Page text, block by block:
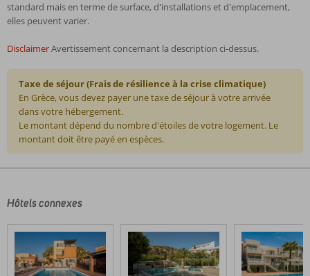
standard mais en terme de surface, d'installations et d'emplacement,
elles peuvent varier.
DisclaimerAvertissement concernant la description ci-dessus.
Taxe de séjour (Frais de résilience à la crise climatique)
En Grèce, vous devez payer une taxe de séjour à votre arrivée
dans votre hébergement.
Le montant dépend du nombre d'étoiles de votre logement. Le
montant doit être payé en espèces.
écrits
nos
clients
après
leur
Hôtels connexes